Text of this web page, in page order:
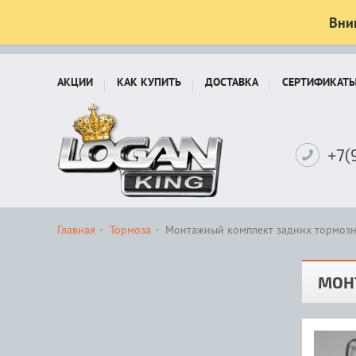
АКЦИИ КАК КУПИТЬ ДОСТАВКА
Главная Тормоза Монтажный комплект задних